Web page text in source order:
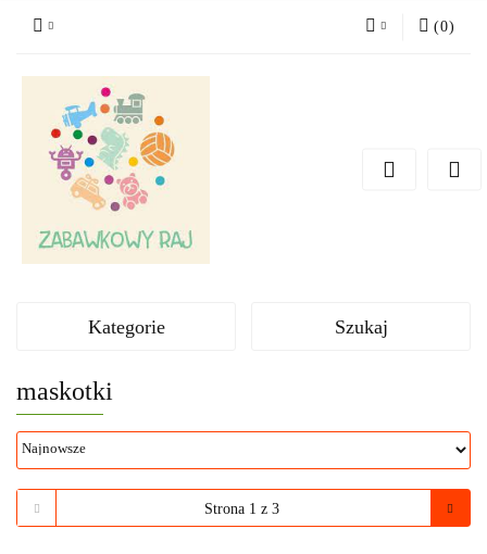
(0)
Kategorie Szukaj
maskotki